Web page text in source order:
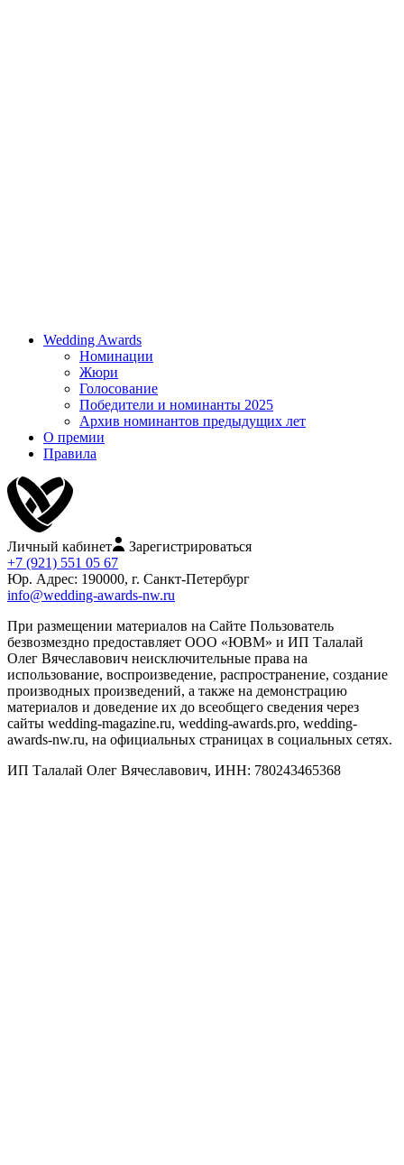
Wedding Awards
Номинации
Жюри
Голосование
Победители и номинанты 2025
Архив номинантов предыдущих лет
О премии
Правила
Личный кабинет
Зарегистрироваться
+7 (921) 551 05 67
Юр. Адрес: 190000, г. Санкт-Петербург
info@wedding-awards-nw.ru
При размещении материалов на Сайте Пользователь
безвозмездно предоставляет ООО «ЮВМ» и ИП Талалай
Олег Вячеславович неисключительные права на
использование, воспроизведение, распространение, создание
производных произведений, а также на демонстрацию
материалов и доведение их до всеобщего сведения через
сайты wedding-magazine.ru, wedding-awards.pro, wedding-
awards-nw.ru, на официальных страницах в социальных сетях.
ИП Талалай Олег Вячеславович, ИНН: 780243465368